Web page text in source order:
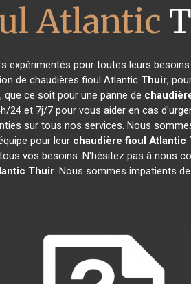
Atlantic
expérimentés pour toutes leurs
de chaudières fioul Atlantic Thuir,
ce soit pour une panne de
et 7j/7 pour vous aider en cas
sur tous nos services. Nous
pour leur chaudière fioul Atlantic
vos besoins. N'hésitez pas à nous
Thuir. Nous sommes impatients